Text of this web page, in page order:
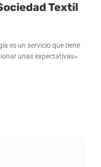
Textil
es un servicio que tiene
unas expectativas»